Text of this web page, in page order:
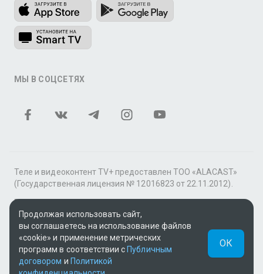
МЫ В СОЦСЕТЯХ
Теле и видеоконтент TV+ предоставлен ТОО «ALACAST»
(Государственная лицензия № 12016823 от 22.11.2012).
В рамках услуги «Видео по подписке» для «Пакета
фильмов и сериалов tv+» контент предоставляется
онлайн-кинотеатром MEGOGO.
Поддержка: tvplus@telecom.kz
UUID: 41b2bf49-6196-48b8-8171-10f148a5562a
Продолжая использовать сайт,
вы соглашаетесь на использование файлов
«cookie» и применение метрических
программ в соответствии с Публичным
договором и Политикой
ОК